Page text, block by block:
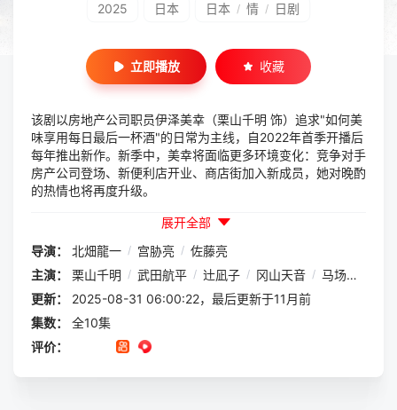
2025 日本 日本 / 情 / 日剧
立即播放 收藏
该剧以房地产公司职员伊泽美幸（栗山千明 饰）追求"如何美
味享用每日最后一杯酒"的日常为主线，自2022年首季开播后
每年推出新作。新季中，美幸将面临更多环境变化：竞争对手
房产公司登场、新便利店开业、商店街加入新成员，她对晚酌
的热情也将再度升级。
展开全部
导演：
北畑龍一 / 宫胁亮 / 佐藤亮
主演：
栗山千明 / 武田航平 / 辻凪子 / 冈山天音 / 马场裕之
更新：
2025-08-31 06:00:22，最后更新于11月前
集数：
全10集
评价：